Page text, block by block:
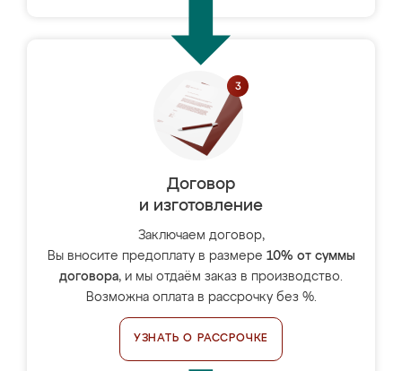
Договор
и изготовление
Заключаем договор,
Вы вносите предоплату в размере 10% от суммы
договора, и мы отдаём заказ в производство.
Возможна оплата в рассрочку без %.
УЗНАТЬ О РАССРОЧКЕ